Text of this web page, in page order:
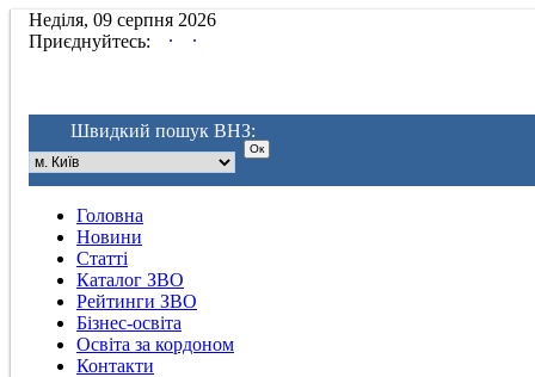
Неділя, 09 серпня 2026
Приєднуйтесь:
. .
Швидкий пошук ВНЗ:
Головна
Новини
Статті
Каталог ЗВО
Рейтинги ЗВО
Бізнес-освіта
Освіта за кордоном
Контакти